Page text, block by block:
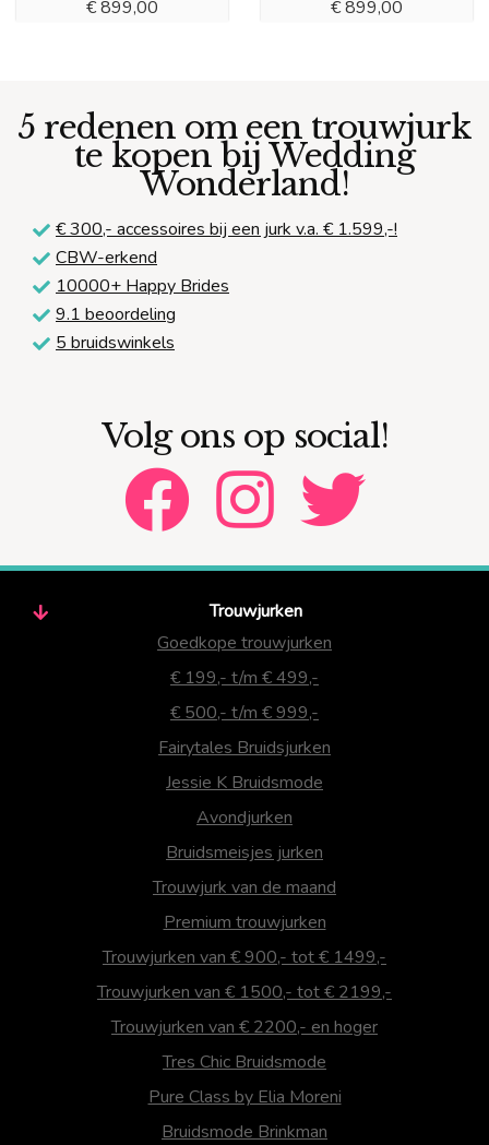
€899,00 €899,00
5 redenen om een trouwjurk
te kopen bij Wedding
Wonderland!
€ 300,- accessoires bij een jurk v.a. € 1.599,-!
CBW-erkend
10000+ Happy Brides
9.1 beoordeling
5 bruidswinkels
Volg ons op social!
Trouwjurken
Goedkope trouwjurken
€ 199,- t/m € 499,-
€ 500,- t/m € 999,-
Fairytales Bruidsjurken
Jessie K Bruidsmode
Avondjurken
Bruidsmeisjes jurken
Trouwjurk van de maand
Premium trouwjurken
Trouwjurken van € 900,- tot € 1499,-
Trouwjurken van € 1500,- tot € 2199,-
Trouwjurken van € 2200,- en hoger
Tres Chic Bruidsmode
Pure Class by Elia Moreni
Bruidsmode Brinkman